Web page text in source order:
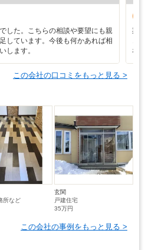
した。こちらの相談や要望にも親
しています。今後も何かあれば相
します。
期
な
この会社の口コミをもっと見る >
所など
玄関
戸建住宅
35万円
この会社の事例をもっと見る >